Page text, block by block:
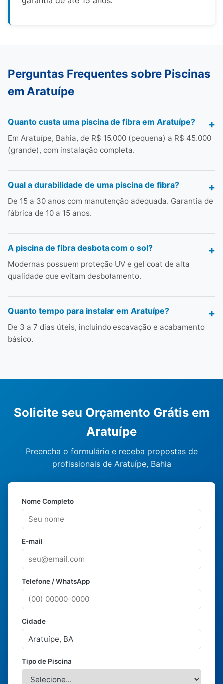
Perguntas Frequentes sobre Piscinas
em Aratuípe
Quanto custa uma piscina de fibra em Aratuípe?
Em Aratuípe, Bahia, de R$ 15.000 (pequena) a R$ 45.000
(grande), com instalação completa.
Qual a durabilidade de uma piscina de fibra?
De 15 a 30 anos com manutenção adequada. Garantia de
fábrica de 10 a 15 anos.
A piscina de fibra desbota com o sol?
Modernas possuem proteção UV e gel coat de alta
qualidade que evitam desbotamento.
Quanto tempo para instalar em Aratuípe?
De 3 a 7 dias úteis, incluindo escavação e acabamento
básico.
Solicite seu Orçamento Grátis em
Aratuípe
Preencha o formulário e receba propostas de
profissionais de Aratuípe, Bahia
Nome Completo
E-mail
Telefone / WhatsApp
Cidade
Tipo de Piscina